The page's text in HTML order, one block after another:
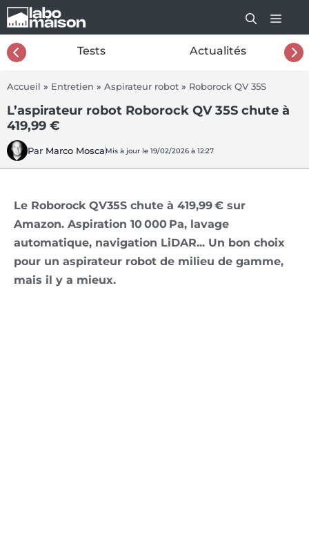
Aller
au
contenu
Tests Actualités
Accueil » Entretien » Aspirateur robot » Roborock QV 35S
L’aspirateur robot Roborock QV 35S chute à
419,99 €
Par Marco Mosca Mis à jour le 19/02/2026 à 12:27
Le Roborock QV35S chute à 419,99 € sur
Amazon. Aspiration 10 000 Pa, lavage
automatique, navigation LiDAR... Un bon choix
pour un aspirateur robot de milieu de gamme,
mais il y a mieux.